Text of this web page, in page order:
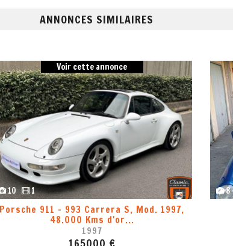
ANNONCES SIMILAIRES
8 1
Voir cette annonce
Porsche 911 - 993 Carrera 2, Mod. 1994
1994
83000 €
5